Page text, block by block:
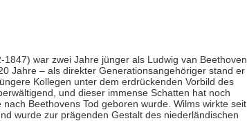
war zwei Jahre jünger als Ludwig van Beethoven,
Jahre – als direkter Generationsangehöriger stand er
Kollegen unter dem erdrückenden Vorbild des
und dieser immense Schatten hat noch
Beethovens Tod geboren wurde. Wilms wirkte seit
wurde zur prägenden Gestalt des niederländischen